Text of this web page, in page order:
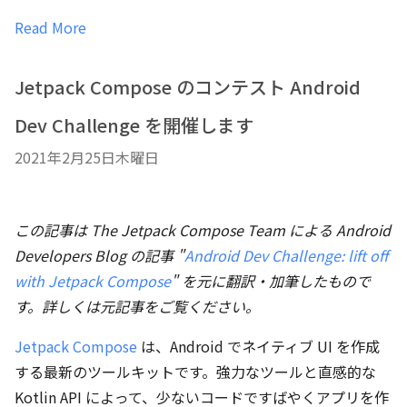
Read More
Jetpack Compose のコンテスト Android
Dev Challenge を開催します
2021年2月25日木曜日
この記事は The Jetpack Compose Team による Android
Developers Blog の記事 "Android Dev Challenge: lift off
with Jetpack Compose" を元に翻訳・加筆したもので
す。詳しくは元記事をご覧ください。
Jetpack Compose は、Android でネイティブ UI を作成
する最新のツールキットです。強力なツールと直感的な
Kotlin API によって、少ないコードですばやくアプリを作